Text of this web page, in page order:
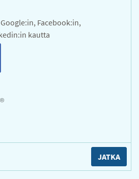
Facebook:in,
kautta
JATKA